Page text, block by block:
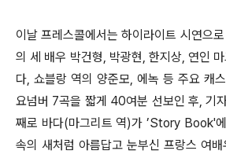
이날 프레스콜에서는 하이라이트 시연으
의 세 배우 박건형, 박광현, 한지상, 연인
다, 쇼블랑 역의 양준모, 에녹 등 주요 캐
요넘버 7곡을 짧게 40여분 선보인 후, 기
째로 바다(마그리트 역)가 ’Story Book'
속의 새처럼 아름답고 눈부신 프랑스 여